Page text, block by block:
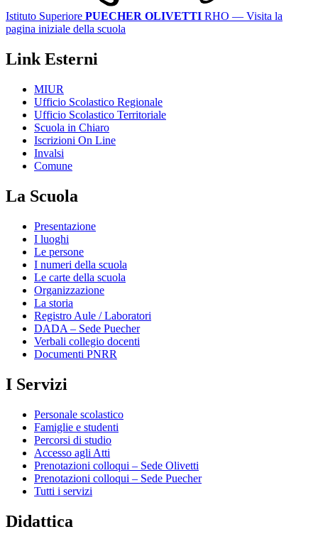
Istituto Superiore PUECHER OLIVETTI RHO — Visita la
pagina iniziale della scuola
Link Esterni
MIUR
Ufficio Scolastico Regionale
Ufficio Scolastico Territoriale
Scuola in Chiaro
Iscrizioni On Line
Invalsi
Comune
La Scuola
Presentazione
I luoghi
Le persone
I numeri della scuola
Le carte della scuola
Organizzazione
La storia
Registro Aule / Laboratori
DADA – Sede Puecher
Verbali collegio docenti
Documenti PNRR
I Servizi
Personale scolastico
Famiglie e studenti
Percorsi di studio
Accesso agli Atti
Prenotazioni colloqui – Sede Olivetti
Prenotazioni colloqui – Sede Puecher
Tutti i servizi
Didattica